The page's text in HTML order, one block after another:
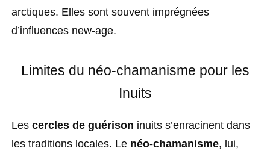
arctiques. Elles sont souvent imprégnées
d’influences new-age.
Limites du néo-chamanisme pour les
Inuits
Les cercles de guérison inuits s’enracinent dans
les traditions locales. Le néo-chamanisme, lui,